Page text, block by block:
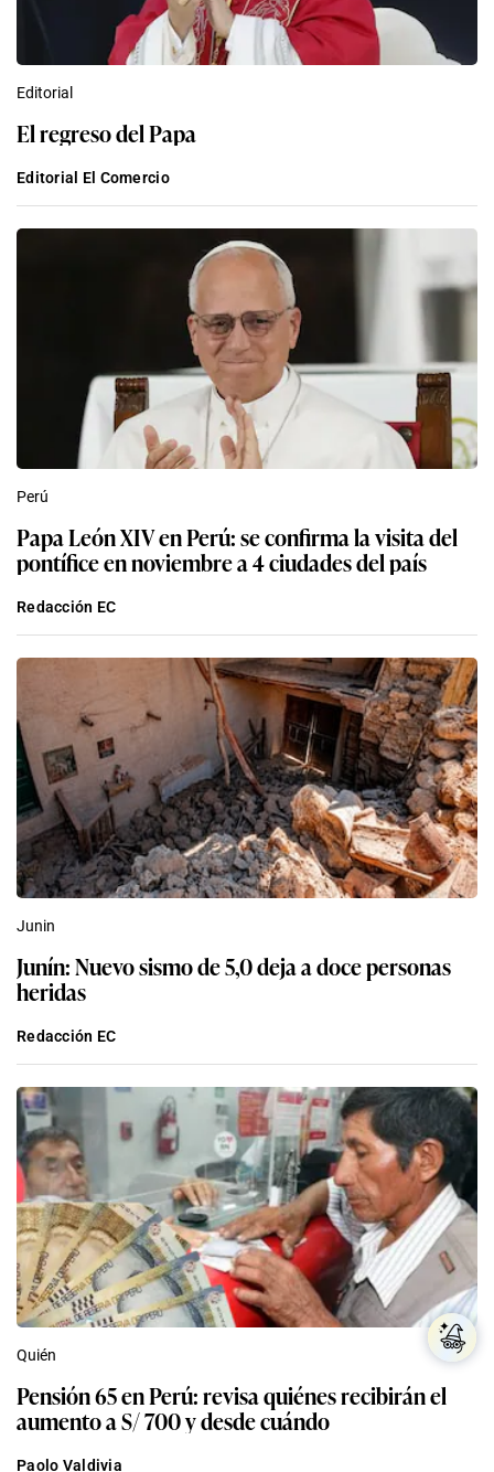
Editorial
El regreso del Papa
Editorial El Comercio
Perú
Papa León XIV en Perú: se confirma la visita del
pontífice en noviembre a 4 ciudades del país
Redacción EC
Junin
Junín: Nuevo sismo de 5,0 deja a doce personas
heridas
Redacción EC
Quién
Pensión 65 en Perú: revisa quiénes recibirán el
aumento a S/ 700 y desde cuándo
Paolo Valdivia